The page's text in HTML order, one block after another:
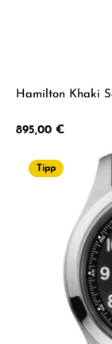
Hamilton Khaki
Regulärer Preis:
895,00 €
Tipp